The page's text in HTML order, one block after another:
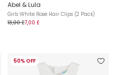
Abel & Lula
Girls White Rose Hair Clips (2 Pack)
13,00 £7,00 £
50% OFF